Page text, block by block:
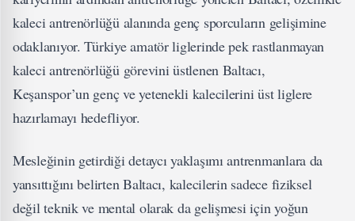
kaleci antrenörlüğü alanında genç sporcuların gelişimine
odaklanıyor. Türkiye amatör liglerinde pek rastlanmayan
kaleci antrenörlüğü görevini üstlenen Baltacı,
Keşanspor’un genç ve yetenekli kalecilerini üst liglere
hazırlamayı hedefliyor.
Mesleğinin getirdiği detaycı yaklaşımı antrenmanlara da
yansıttığını belirten Baltacı, kalecilerin sadece fiziksel
değil teknik ve mental olarak da gelişmesi için yoğun